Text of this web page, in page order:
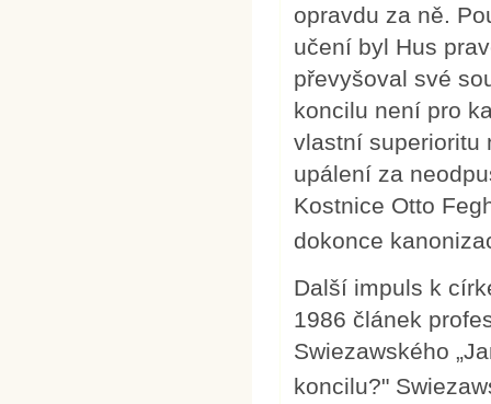
opravdu za ně.
učení byl Hus
převyšoval své
koncilu není pro
vlastní superioritu
upálení za
Kostnice Otto
dokonce
Další impuls k
1986 článek
Swiezawského
koncilu?"